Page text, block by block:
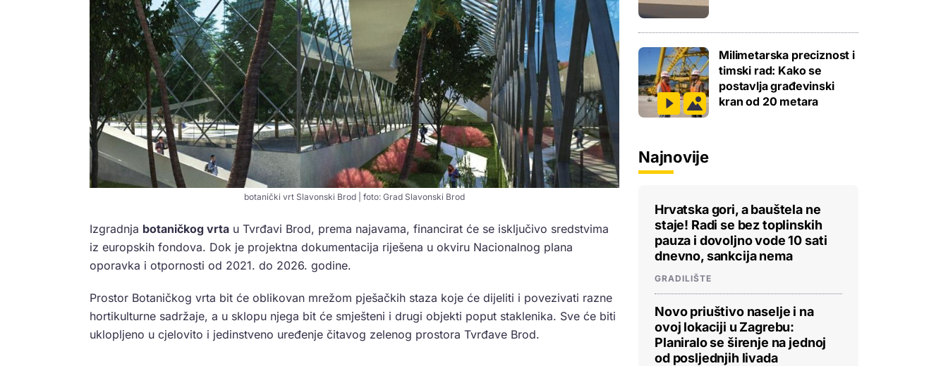
botanički vrt Slavonski Brod | foto: Grad Slavonski Brod
Izgradnja botaničkog vrta u Tvrđavi Brod, prema najavama, financirat će se isključivo sredstvima
iz europskih fondova. Dok je projektna dokumentacija riješena u okviru Nacionalnog plana
oporavka i otpornosti od 2021. do 2026. godine.
Prostor Botaničkog vrta bit će oblikovan mrežom pješačkih staza koje će dijeliti i povezivati razne
hortikulturne sadržaje, a u sklopu njega bit će smješteni i drugi objekti poput staklenika. Sve će biti
uklopljeno u cjelovito i jedinstveno uređenje čitavog zelenog prostora Tvrđave Brod.
Milimetarska preciznost i
timski rad: Kako se
postavlja građevinski
kran od 20 metara
Najnovije
Hrvatska gori, a bauštela ne
staje! Radi se bez toplinskih
pauza i dovoljno vode 10 sati
dnevno, sankcija nema
GRADILIŠTE
Novo priuštivo naselje i na
ovoj lokaciji u Zagrebu:
Planiralo se širenje na jednoj
od posljednjih livada